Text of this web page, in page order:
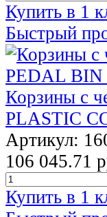
Купить в 1
Быстрый
Корзины с
PLASTIC
Артикул:
106 045.71
Купить в 1